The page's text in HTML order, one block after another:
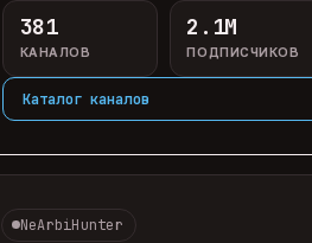
381
КАНАЛОВ
2.1M
ПОДПИСЧИКОВ
Каталог каналов
NeArbiHunter